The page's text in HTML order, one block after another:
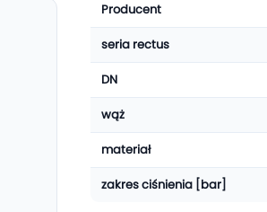
Producent
seria rectus
DN
wąż
materiał
zakres ciśnienia [bar]